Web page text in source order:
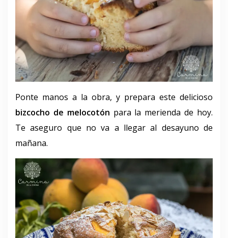
Ponte manos a la obra, y prepara este delicioso
bizcocho de melocotón para la merienda de hoy.
Te aseguro que no va a llegar al desayuno de
mañana.